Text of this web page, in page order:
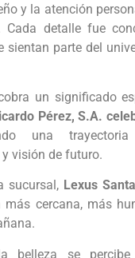
y la atención
Cada detalle fue
sientan parte del
un significado
Pérez, S.A.
una
visión de futuro.
sucursal, Lexus
cercana, más
belleza se